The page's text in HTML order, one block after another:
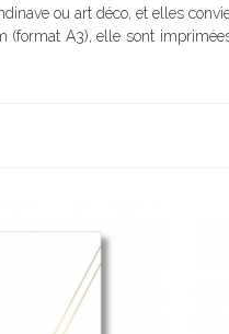
ou art déco, et elles
(format A3), elle sont